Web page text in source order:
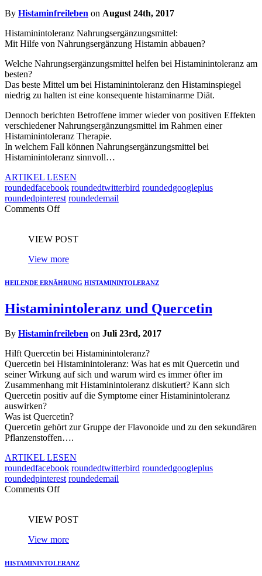
By Histaminfreileben on August 24th, 2017
Histaminintoleranz Nahrungsergänzungsmittel:
Mit Hilfe von Nahrungsergänzung Histamin abbauen?
Welche Nahrungsergänzungsmittel helfen bei Histaminintoleranz am
besten?
Das beste Mittel um bei Histaminintoleranz den Histaminspiegel
niedrig zu halten ist eine konsequente histaminarme Diät.
Dennoch berichten Betroffene immer wieder von positiven Effekten
verschiedener Nahrungsergänzungsmittel im Rahmen einer
Histaminintoleranz Therapie.
In welchem Fall können Nahrungsergänzungsmittel bei
Histaminintoleranz sinnvoll…
ARTIKEL LESEN
roundedfacebook roundedtwitterbird roundedgoogleplus
roundedpinterest roundedemail
Comments Off
VIEW POST
View more
HEILENDE ERNÄHRUNG HISTAMININTOLERANZ
Histaminintoleranz und Quercetin
By Histaminfreileben on Juli 23rd, 2017
Hilft Quercetin bei Histaminintoleranz?
Quercetin bei Histaminintoleranz: Was hat es mit Quercetin und
seiner Wirkung auf sich und warum wird es immer öfter im
Zusammenhang mit Histaminintoleranz diskutiert? Kann sich
Quercetin positiv auf die Symptome einer Histaminintoleranz
auswirken?
Was ist Quercetin?
Quercetin gehört zur Gruppe der Flavonoide und zu den sekundären
Pflanzenstoffen….
ARTIKEL LESEN
roundedfacebook roundedtwitterbird roundedgoogleplus
roundedpinterest roundedemail
Comments Off
VIEW POST
View more
HISTAMININTOLERANZ